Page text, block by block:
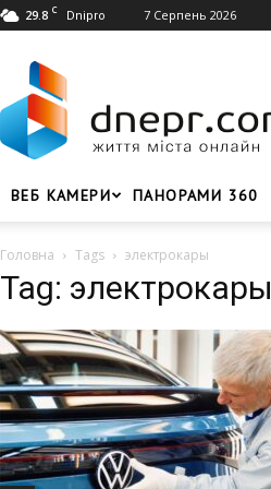
29.8 C Dnipro 7 Серпень 2026
Головний
портал
Дніпра
ВЕБ КАМЕРИ ПАНОРАМИ 360
Головна Tags электрокары
Tag: электрокары